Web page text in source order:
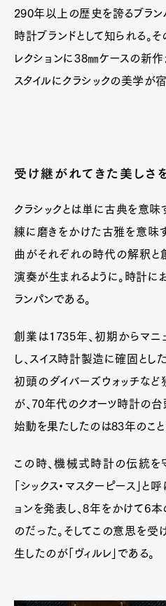
Product
Pen Membership
Official
Pen
Pen international
290年以上の歴史を誇るブラン
時計ブランドとして知られる。
レクションに38㎜ケースの新
スタイルにクラシックの美学が宿
受け継がれてきた美しさ
クラシックとは単に古典を意味
練に磨きをかけた古雅を意味
曲がそれぞれの時代の解釈と
演奏が生まれるように。時計に
ランパンである。
創業は1735年、初期からマニ
し、スイス時計製造に確固と
初頭のダイバーズウォッチな
が、70年代のクオーツ時計の
始動を果たしたのは83年のこと
この時、機械式時計の伝統を
「シックス・マスターピース」
ョンを発表し、8年をかけて6
のだった。そしてこの意思を
生したのが「ヴィルレ」である。